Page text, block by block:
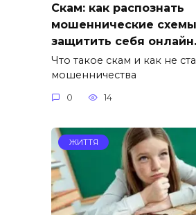
Скам: как распознать
мошеннические
защитить себя онлайн.
Что такое скам и как не
мошенничества
0 14
ЖИТТЯ